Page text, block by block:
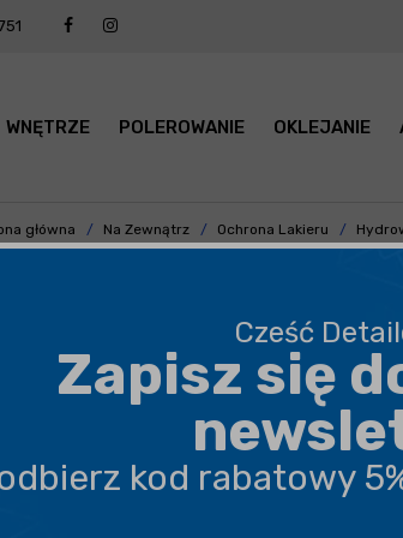
WNĘTRZE POLEROWANIE OKLEJANIE
główna Na Zewnątrz Ochrona Lakieru
BEZPIECZNA WYSYŁKA
DARMOWA DOSTAWA OD
PROFESJONALNE
Cześć
Zapisz się
kod rabatowy